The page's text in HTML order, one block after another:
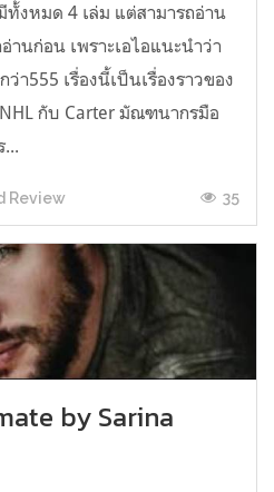
ทั้งหมด 4 เล่ม แต่สามารถอ่าน
นก่อน เพราะเอไอแนะนำว่า
ว่า555 เรื่องนี้เป็นเรื่องราวของ
กับ Carter มัณฑนากรมือ
Review 35
by Sarina